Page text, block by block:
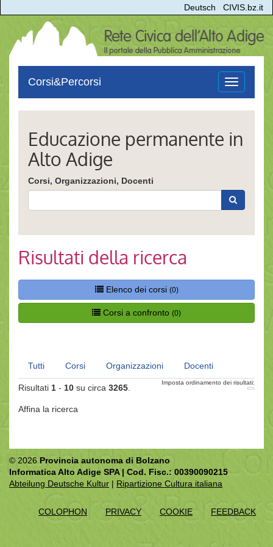
Deutsch CIVIS.bz.it
Toggle
navigation
Corsi&Percorsi
Educazione permanente in
Alto Adige
Corsi, Organizzazioni, Docenti
Risultati della ricerca
Elenco dei corsi (0)
Corsi a confronto (0)
Tutti Corsi Organizzazioni Docenti
Imposta ordinamento dei risultati:
Risultati 1 - 10 su circa 3265
Affina la ricerca
© 2026 Provincia autonoma di Bolzano
Informatica Alto Adige SPA | Cod. Fisc.: 00390090215
Abteilung Deutsche Kultur | Ripartizione Cultura italiana
COLOPHON PRIVACY COOKIE FEEDBACK